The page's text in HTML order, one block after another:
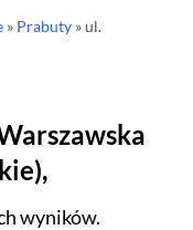
» Prabuty » ul.
),
wyników.